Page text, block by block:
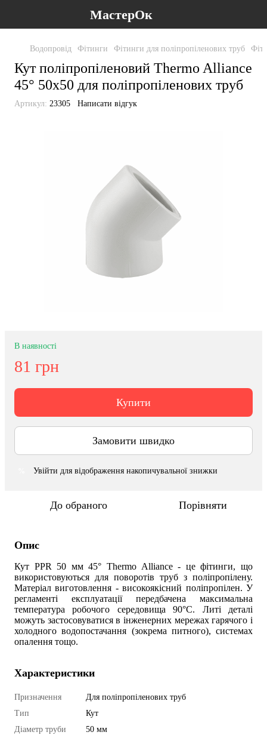
МастерОк
Водопровід Фітинги Фітинги для поліпропіленових труб
Кут поліпропіленовий Thermo Alliance
45° 50х50 для поліпропіленових труб
Артикул: 23305 Написати відгук
В наявності
81 грн
Купити
Замовити швидко
Увійти для відображення накопичувальної знижки
До обраного Порівняти
Опис
Кут PPR 50 мм 45° Thermo Alliance - це фітинги, що
використовуються для поворотів труб з поліпропілену.
Матеріал виготовлення - високоякісний поліпропілен. У
регламенті експлуатації передбачена максимальна
температура робочого середовища 90°С. Литі деталі
можуть застосовуватися в інженерних мережах гарячого і
холодного водопостачання (зокрема питного), системах
опалення тощо.
Характеристики
Призначення
Для поліпропіленових труб
Тип
Кут
Діаметр труби
50 мм